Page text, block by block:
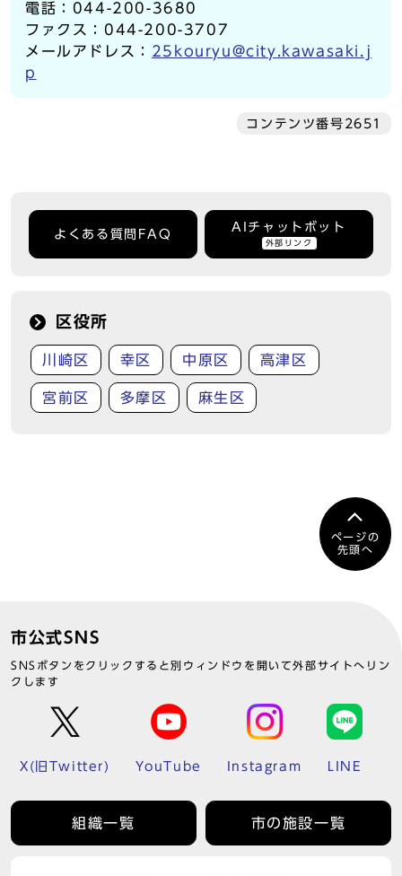
電話：044-200-3680
ファクス：044-200-3707
メールアドレス： 25kouryu@city.kawasaki.j
p
コンテンツ番号2651
よくある質問FAQ
AIチャットボット
外部リンク
区役所
川崎区 幸区 中原区 高津区
宮前区 多摩区 麻生区
ページの
先頭へ
市公式SNS
SNSボタンをクリックすると別ウィンドウを開いて外部サイトへリン
クします
X(旧Twitter) YouTube Instagram LINE
組織一覧 市の施設一覧